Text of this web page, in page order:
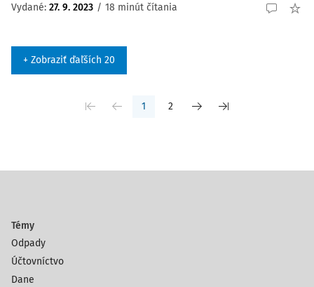
Vydané: 27. 9. 2023 / 18 minút čítania
+ Zobraziť ďaľších 20
1 2
Témy
Odpady
Účtovníctvo
Dane